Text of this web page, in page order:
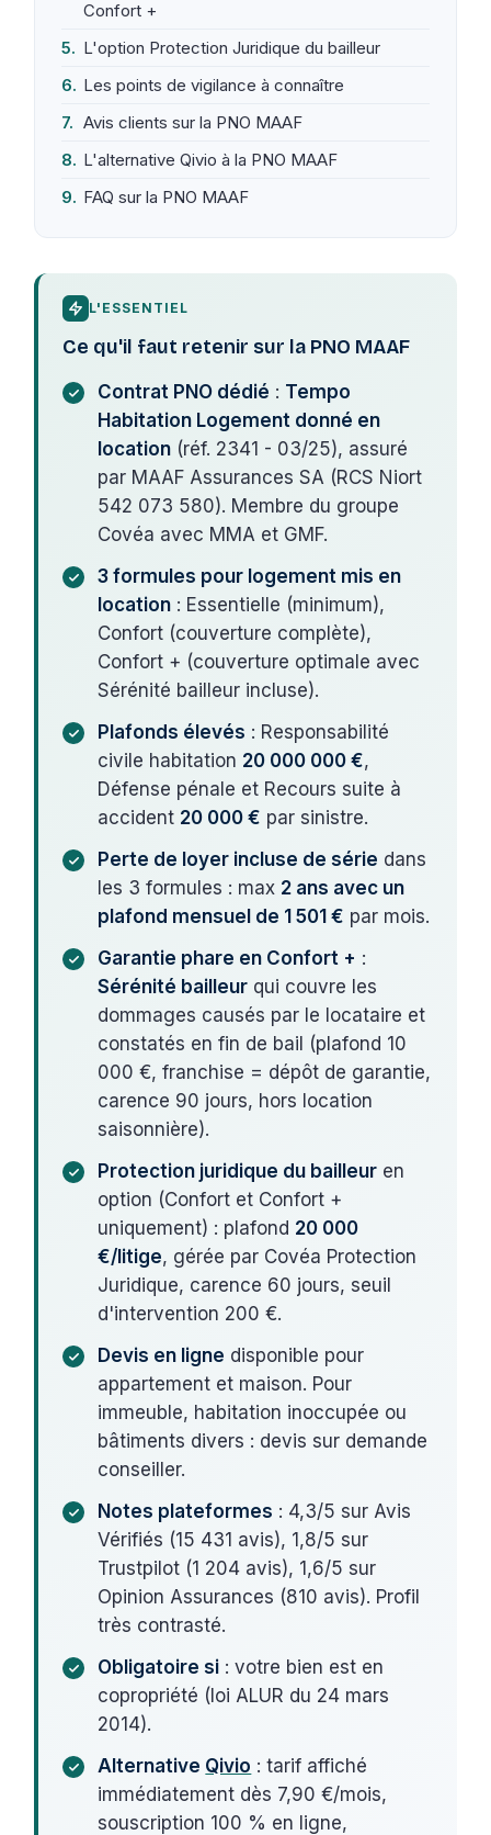
Confort +
L'option Protection Juridique du bailleur
Les points de vigilance à connaître
Avis clients sur la PNO MAAF
L'alternative Qivio à la PNO MAAF
FAQ sur la PNO MAAF
L'ESSENTIEL
Ce qu'il faut retenir sur la PNO MAAF
Contrat PNO dédié : Tempo
Habitation Logement donné en
location (réf. 2341 - 03/25), assuré
par MAAF Assurances SA (RCS Niort
542 073 580). Membre du groupe
Covéa avec MMA et GMF.
3 formules pour logement mis en
location : Essentielle (minimum),
Confort (couverture complète),
Confort + (couverture optimale avec
Sérénité bailleur incluse).
Plafonds élevés : Responsabilité
civile habitation 20 000 000 €,
Défense pénale et Recours suite à
accident 20 000 € par sinistre.
Perte de loyer incluse de série dans
les 3 formules : max 2 ans avec un
plafond mensuel de 1 501 € par mois.
Garantie phare en Confort + :
Sérénité bailleur qui couvre les
dommages causés par le locataire et
constatés en fin de bail (plafond 10
000 €, franchise = dépôt de garantie,
carence 90 jours, hors location
saisonnière).
Protection juridique du bailleur en
option (Confort et Confort +
uniquement) : plafond 20 000
€/litige, gérée par Covéa Protection
Juridique, carence 60 jours, seuil
d'intervention 200 €.
Devis en ligne disponible pour
appartement et maison. Pour
immeuble, habitation inoccupée ou
bâtiments divers : devis sur demande
conseiller.
Notes plateformes : 4,3/5 sur Avis
Vérifiés (15 431 avis), 1,8/5 sur
Trustpilot (1 204 avis), 1,6/5 sur
Opinion Assurances (810 avis). Profil
très contrasté.
Obligatoire si : votre bien est en
copropriété (loi ALUR du 24 mars
2014).
Alternative Qivio : tarif affiché
immédiatement dès 7,90 €/mois,
souscription 100 % en ligne,